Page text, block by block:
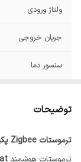
ولتاژ ورودی
جریان خروجی
سنسور دما
توضیحات
ترموستات Zigbee پکیج هوشمند برند Moes مدل ZHT-009-GC-BK
ترموستات هوشمند